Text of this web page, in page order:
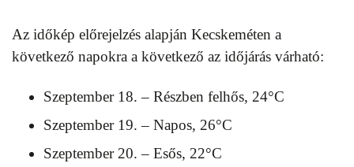
Az időkép előrejelzés alapján Kecskeméten a
következő napokra a következő az időjárás várható:
Szeptember 18. – Részben felhős, 24°C
Szeptember 19. – Napos, 26°C
Szeptember 20. – Esős, 22°C